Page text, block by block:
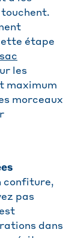
touchent.
étape
les
maximum
morceaux
confiture,
pas
dans